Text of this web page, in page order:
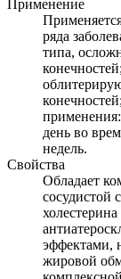
Применение
ряда
типа,
день во
недель.
Свойства
Обладает
сосудистой
эффектами,
жировой